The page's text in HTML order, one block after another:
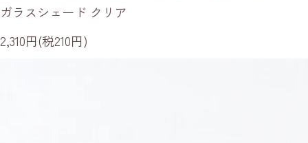
ガラスシェード クリア
2,310円(税210円)